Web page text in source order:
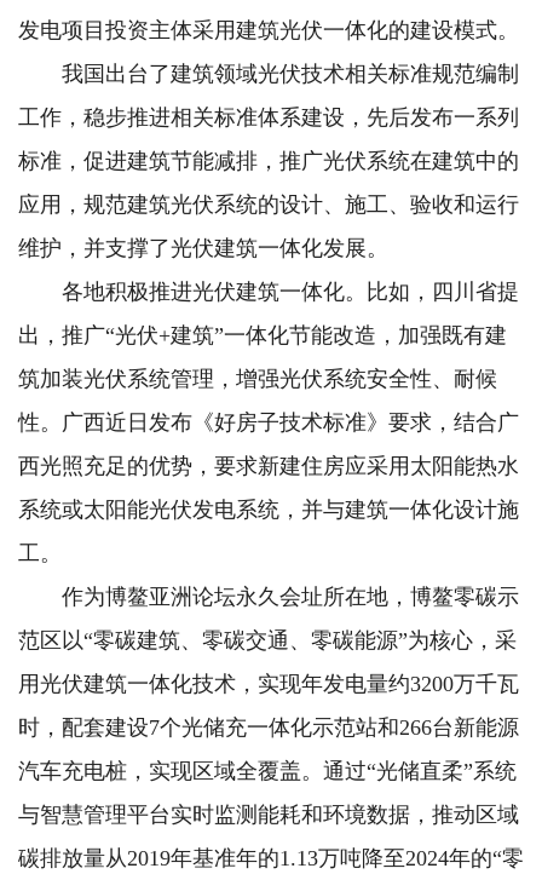
发电项目投资主体采用建筑光伏一体化的建设模式。
我国出台了建筑领域光伏技术相关标准规范编制
工作，稳步推进相关标准体系建设，先后发布一系列
标准，促进建筑节能减排，推广光伏系统在建筑中的
应用，规范建筑光伏系统的设计、施工、验收和运行
维护，并支撑了光伏建筑一体化发展。
各地积极推进光伏建筑一体化。比如，四川省提
出，推广“光伏+建筑”一体化节能改造，加强既有建
筑加装光伏系统管理，增强光伏系统安全性、耐候
性。广西近日发布《好房子技术标准》要求，结合广
西光照充足的优势，要求新建住房应采用太阳能热水
系统或太阳能光伏发电系统，并与建筑一体化设计施
工。
作为博鳌亚洲论坛永久会址所在地，博鳌零碳示
范区以“零碳建筑、零碳交通、零碳能源”为核心，采
用光伏建筑一体化技术，实现年发电量约3200万千瓦
时，配套建设7个光储充一体化示范站和266台新能源
汽车充电桩，实现区域全覆盖。通过“光储直柔”系统
与智慧管理平台实时监测能耗和环境数据，推动区域
碳排放量从2019年基准年的1.13万吨降至2024年的“零